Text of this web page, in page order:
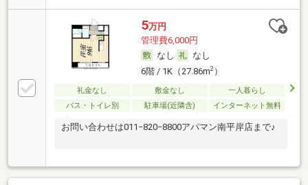
5万円
管理費6,000円
なし
なし
6階 / 1K（27.86m2）
礼金なし 敷金なし
一人暮らし
バス・トイレ別
駐車場(近隣含) インターネット無料
お問い合わせは011−820−8800アパマン南平岸店まで♪